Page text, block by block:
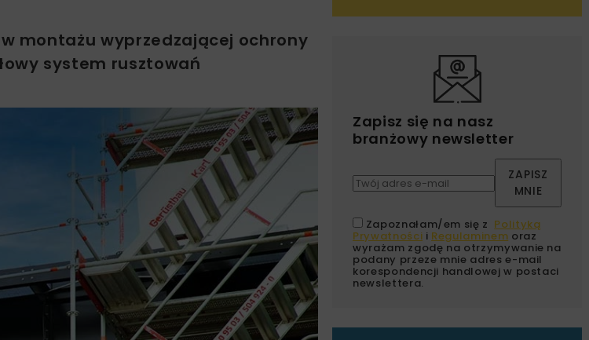
montażu wyprzedzającej ochrony
system rusztowań
Zapisz się na nasz
branżowy newsletter
ZAPISZ
MNIE
Zapoznałam/em się z Polityką
Prywatności i Regulaminem oraz
wyrażam zgodę na otrzymywanie na
podany przeze mnie adres e-mail
korespondencji handlowej w postaci
newslettera.